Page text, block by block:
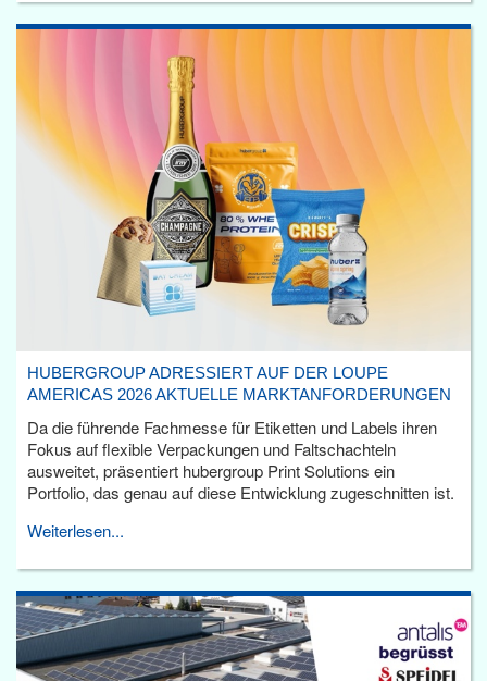
HUBERGROUP ADRESSIERT AUF DER LOUPE
AMERICAS 2026 AKTUELLE MARKTANFORDERUNGEN
Da die führende Fachmesse für Etiketten und Labels ihren
Fokus auf flexible Verpackungen und Faltschachteln
ausweitet, präsentiert hubergroup Print Solutions ein
Portfolio, das genau auf diese Entwicklung zugeschnitten ist.
Weiterlesen...